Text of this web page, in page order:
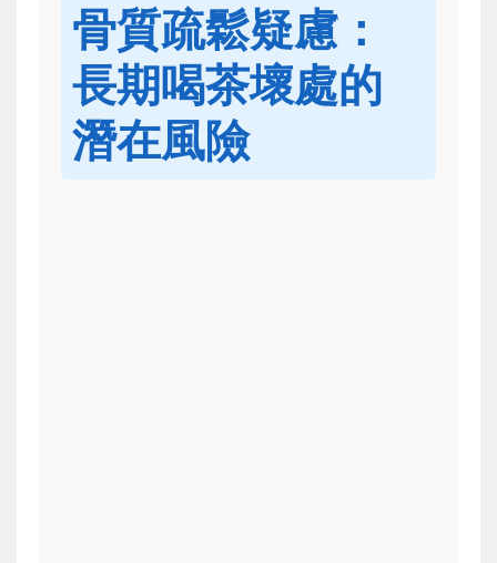
骨質疏鬆疑慮：
長期喝茶壞處的
潛在風險